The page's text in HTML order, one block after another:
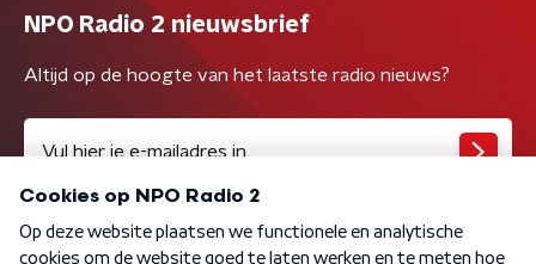
NPO Radio 2 nieuwsbrief
Altijd op de hoogte van het laatste radio nieuws?